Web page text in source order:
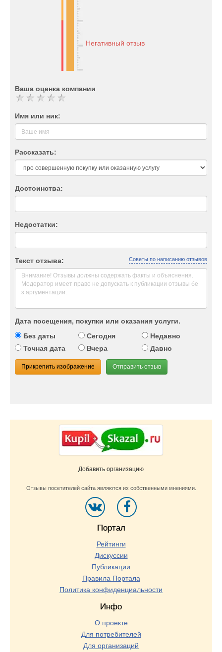
Негативный отзыв
Ваша оценка компании
Имя или ник:
Рассказать:
Достоинства:
Недостатки:
Текст отзыва: Советы по написанию отзывов
Дата посещения, покупки или оказания услуги.
Без даты
Сегодня
Недавно
Точная дата
Вчера Давно
Прикрепить изображение Отправить отзыв
Добавить организацию
Отзывы посетителей сайта являются их собственными мнениями.
Портал
Рейтинги
Дискуссии
Публикации
Правила Портала
Политика конфиденциальности
Инфо
О проекте
Для потребителей
Для организаций